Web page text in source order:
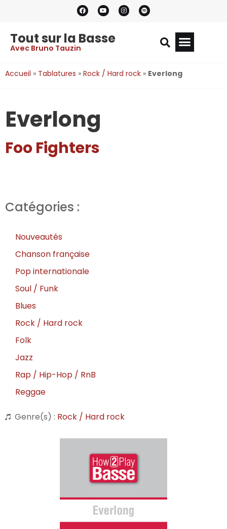
Tout sur la Basse
Avec Bruno Tauzin
Accueil » Tablatures » Rock / Hard rock » Everlong
Everlong
Foo Fighters
Catégories :
Nouveautés
Chanson française
Pop internationale
Soul / Funk
Blues
Rock / Hard rock
Folk
Jazz
Rap / Hip-Hop / RnB
Reggae
Genre(s) : Rock / Hard rock